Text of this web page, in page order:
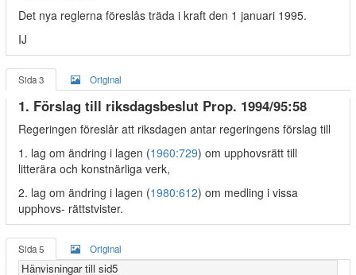
Det nya reglerna föreslås träda i kraft den 1 januari 1995.
IJ
Sida 3 Original
1. Förslag till riksdagsbeslut Prop. 1994/95:58
Regeringen föreslår att riksdagen antar regeringens förslag till
1. lag om ändring i lagen (1960:729) om upphovsrätt till
litterära och konstnärliga verk,
2. lag om ändring i lagen (1980:612) om medling i vissa
upphovs- rättstvister.
Sida 5 Original
Hänvisningar till sid5